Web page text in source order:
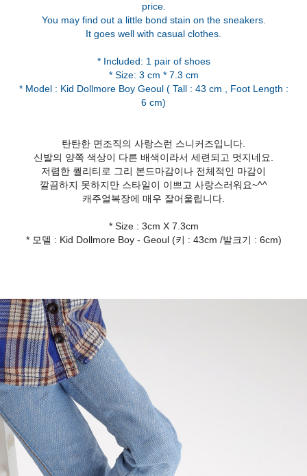
price.
You may find out a little bond stain on the sneakers.
It goes well with casual clothes.
* Included: 1 pair of shoes
* Size: 3 cm * 7.3 cm
* Model : Kid Dollmore Boy Geoul ( Tall : 43 cm , Foot Length :
탄탄한 면조직의 사랑스런 스니커즈입니다.
신발의 양쪽 색상이 다른 배색이라서 세련되고 멋지네요.
저렴한 퀄리티로 그리 본드마감이나 전체적인 마감이
깔끔하지 못하지만 스타일이 이쁘고 사랑스러워요~^^
캐주얼복장에 매우 잘어울립니다.
* Size : 3cm X 7.3cm
* 모델 : Kid Dollmore Boy - Geoul (키 : 43cm /발크기 : 6cm)